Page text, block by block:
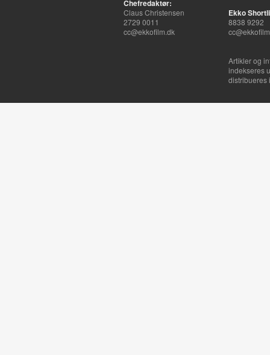
Chefredaktør:
Claus Christensen
2729 0011
cc@ekkofilm.dk
Ekko
8838 9292
Artikler og
indekseres
distribueres